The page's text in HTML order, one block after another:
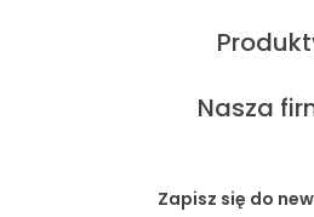
Nasza
Zapisz się do